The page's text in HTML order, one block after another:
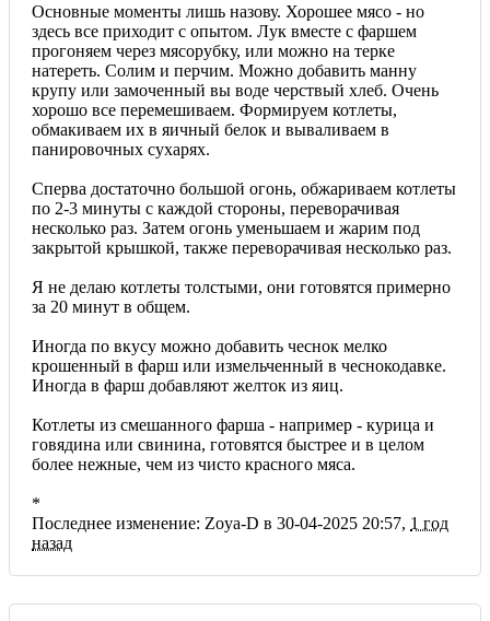
Основные моменты лишь назову. Хорошее мясо - но
здесь все приходит с опытом. Лук вместе с фаршем
прогоняем через мясорубку, или можно на терке
натереть. Солим и перчим. Можно добавить манну
крупу или замоченный вы воде черствый хлеб. Очень
хорошо все перемешиваем. Формируем котлеты,
обмакиваем их в яичный белок и вываливаем в
панировочных сухарях.
Сперва достаточно большой огонь, обжариваем котлеты
по 2-3 минуты с каждой стороны, переворачивая
несколько раз. Затем огонь уменьшаем и жарим под
закрытой крышкой, также переворачивая несколько раз.
Я не делаю котлеты толстыми, они готовятся примерно
за 20 минут в общем.
Иногда по вкусу можно добавить чеснок мелко
крошенный в фарш или измельченный в чеснокодавке.
Иногда в фарш добавляют желток из яиц.
Котлеты из смешанного фарша - например - курица и
говядина или свинина, готовятся быстрее и в целом
более нежные, чем из чисто красного мяса.
*
Последнее изменение: Zoya-D в 30-04-2025 20:57, 1 год
назад